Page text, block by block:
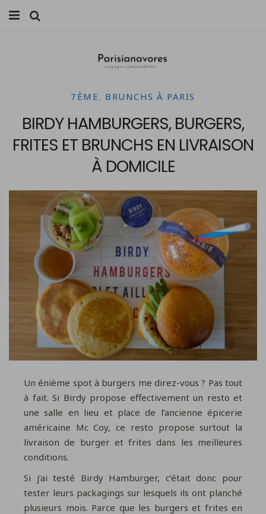
FAMILLE
VOYAGES
WEEK-ENDS
CULTURE
0 ITEMS -0,00 €
7ÈME, BRUNCHS À PARIS
BIRDY HAMBURGERS, BURGERS,
FRITES ET BRUNCHS EN LIVRAISON
À DOMICILE
Un énième spot à burgers me direz-vous ? Pas tout
à fait. Si Birdy propose effectivement un resto et
une salle en lieu et place de l’ancienne épicerie
américaine Mc Coy, ce resto propose surtout la
livraison de burger et frites dans les meilleures
conditions.
Si j’ai testé Birdy Hamburger, c’était donc pour
tester leurs packagings sur lesquels ils ont planché
plusieurs mois. Parce que les burgers et frites en